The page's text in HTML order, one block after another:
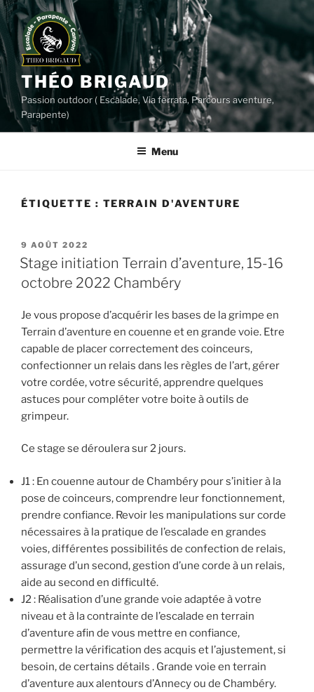
Aller
au
contenu
principal
THÉO BRIGAUD
Passion outdoor ( Escalade, Via ferrata, Parcours aventure,
Parapente)
Menu
ÉTIQUETTE : TERRAIN D'AVENTURE
PUBLIÉ
LE
9 AOÛT 2022
Stage initiation Terrain d’aventure, 15-16
octobre 2022 Chambéry
Je vous propose d’acquérir les bases de la grimpe en
Terrain d’aventure en couenne et en grande voie. Etre
capable de placer correctement des coinceurs,
confectionner un relais dans les règles de l’art, gérer
votre cordée, votre sécurité, apprendre quelques
astuces pour compléter votre boite à outils de
grimpeur.
Ce stage se déroulera sur 2 jours.
J1 : En couenne autour de Chambéry pour s’initier à la
pose de coinceurs, comprendre leur fonctionnement,
prendre confiance. Revoir les manipulations sur corde
nécessaires à la pratique de l’escalade en grandes
voies, différentes possibilités de confection de relais,
assurage d’un second, gestion d’une corde à un relais,
aide au second en difficulté.
J2 : Réalisation d’une grande voie adaptée à votre
niveau et à la contrainte de l’escalade en terrain
d’aventure afin de vous mettre en confiance,
permettre la vérification des acquis et l’ajustement, si
besoin, de certains détails . Grande voie en terrain
d’aventure aux alentours d’Annecy ou de Chambéry.